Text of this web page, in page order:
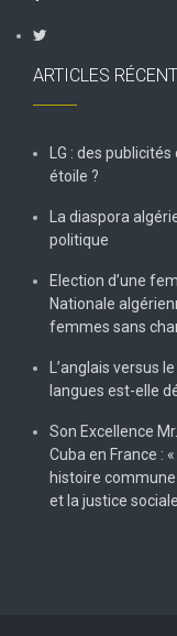
ARTICLES
LG : des
étoile ?
La diaspora
politique
Election d’une
Nationale
femmes sans
L’anglais versus
langues est-elle
Son Excellence
Cuba en France :
histoire
et la justice